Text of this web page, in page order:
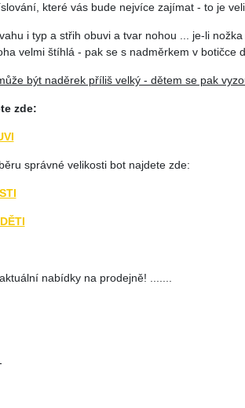
které vás bude nejvíce zajímat - to je
i typ a střih obuvi a tvar nohou ... je-li
velmi štíhlá - pak se s nadměrkem v botičce
být naděrek příliš velký - dětem se pak
zde:
správné velikosti bot najdete zde:
nabídky na prodejně! .......